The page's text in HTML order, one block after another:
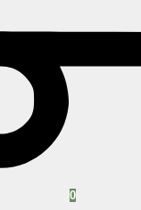
0